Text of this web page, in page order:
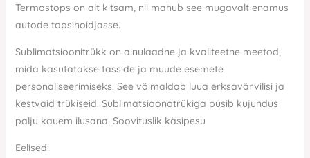
Termostops on alt kitsam, nii mahub see mugavalt enamus
autode topsihoidjasse.
Sublimatsioonitrükk on ainulaadne ja kvaliteetne meetod,
mida kasutatakse tasside ja muude esemete
personaliseerimiseks. See võimaldab luua erksavärvilisi ja
kestvaid trükiseid. Sublimatsioonotrükiga püsib kujundus
palju kauem ilusana. Soovituslik käsipesu
Eelised: